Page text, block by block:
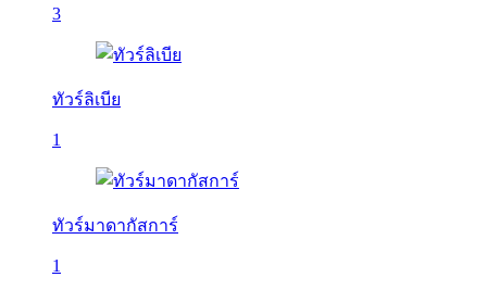
3
ทัวร์ลิเบีย
1
ทัวร์มาดากัสการ์
1